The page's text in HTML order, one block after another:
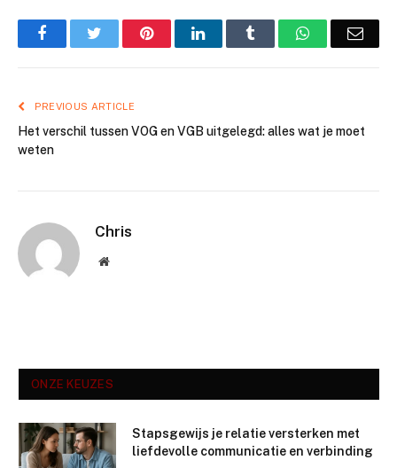
FacebookTwitter PinterestLinkedIn Tumblr WhatsApp
PREVIOUS ARTICLE
Het verschil tussen VOG en VGB uitgelegd: alles wat je moet
weten
Chris
Website
ONZE KEUZES
Stapsgewijs je relatie versterken met
liefdevolle communicatie en verbinding